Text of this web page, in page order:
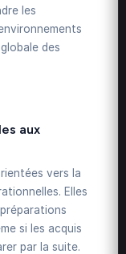
les
des
aux
vers la
Elles
si les acquis
par la suite.